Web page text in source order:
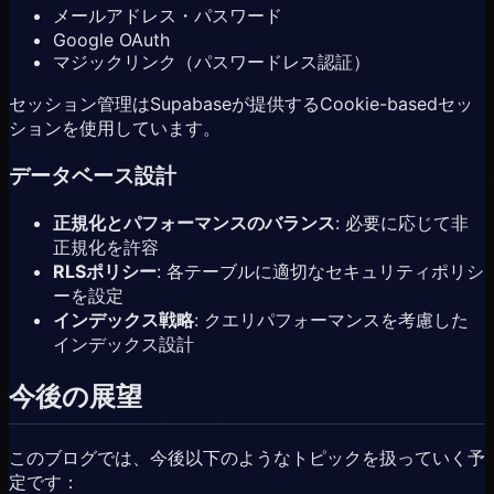
メールアドレス・パスワード
Google OAuth
マジックリンク（パスワードレス認証）
セッション管理はSupabaseが提供するCookie-basedセッ
ションを使用しています。
データベース設計
正規化とパフォーマンスのバランス: 必要に応じて非
正規化を許容
RLSポリシー: 各テーブルに適切なセキュリティポリシ
ーを設定
インデックス戦略: クエリパフォーマンスを考慮した
インデックス設計
今後の展望
このブログでは、今後以下のようなトピックを扱っていく予
定です：